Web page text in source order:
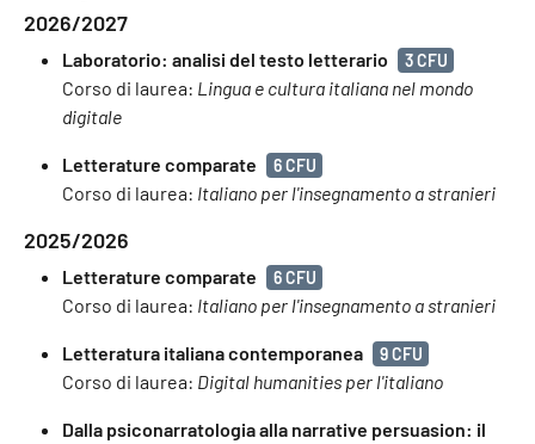
2026/2027
Laboratorio: analisi del testo letterario 3 CFU
Corso di laurea: Lingua e cultura italiana nel mondo
digitale
Letterature comparate 6 CFU
Corso di laurea: Italiano per l'insegnamento a stranieri
2025/2026
Letterature comparate 6 CFU
Corso di laurea: Italiano per l'insegnamento a stranieri
Letteratura italiana contemporanea 9 CFU
Corso di laurea: Digital humanities per l'italiano
Dalla psiconarratologia alla narrative persuasion: il